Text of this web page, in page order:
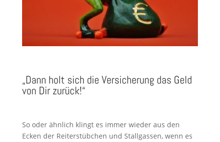
„Dann holt sich die Versicherung das Geld
von Dir zurück!“
So oder ähnlich klingt es immer wieder aus den
Ecken der Reiterstübchen und Stallgassen, wenn es